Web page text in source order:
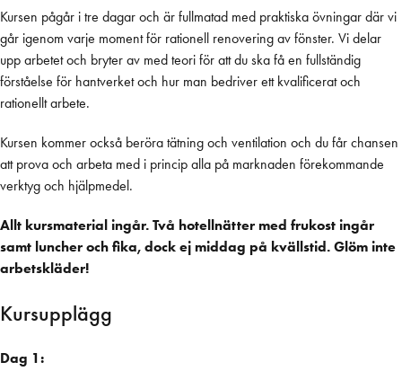
Grundkurs i avancerad
fönsterrenovering
kvalificerad, yrkesmässig och rationell renovering av fönster.
Kursen pågår i tre dagar och är fullmatad med praktiska övningar där vi
går igenom varje moment för rationell renovering av fönster. Vi delar
upp arbetet och bryter av med teori för att du ska få en fullständig
förståelse för hantverket och hur man bedriver ett kvalificerat och
rationellt arbete.
Kursen kommer också beröra tätning och ventilation och du får chansen
att prova och arbeta med i princip alla på marknaden förekommande
verktyg och hjälpmedel.
Allt kursmaterial ingår. Två hotellnätter med frukost ingår
samt luncher och fika, dock ej middag på kvällstid. Glöm inte
arbetskläder!
Kursupplägg
Dag 1: